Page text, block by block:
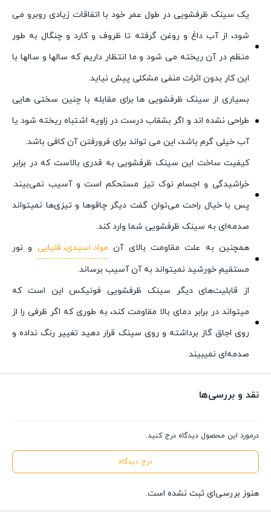
یک سینک ظرفشویی در طول عمر خود با اتفاقات زیادی روبرو می
شود، از آب داغ و روغن گرفته تا ظروف و کارد و چنگال به طور
منظم در آن ریخته می شود و ما انتظار داریم که سالها و سالها با
این کار بدون اثرات منفی مشکلی پیش نیاید.
بسیاری از سینک ظرفشویی ها برای مقابله با چنین سختی هایی
طراحی نشده اند و اگر بشقاب درست در زاویه اشتباه ریخته شود یا
آب خیلی گرم باشد، این می تواند برای فرورفتن آن کافی باشد.
کیفیت ساخت این سینک ظرفشویی به قدری بالاست که در برابر
خراشیدگی و اجسام نوک تیز مستحکم است و آسیب نمی‌بیند.
پس با خیال راحت می‌توان گفت دیگر چاقوها و تیزی‌ها نمیتواند
صدمه‌ای به سینک ظرفشویی شما وارد کند.
همچنین به علت مقاومت بالای آن مواد اسیدی، قلیایی و نور
مستقیم خورشید نمیتواند به آن آسیب برساند.
از قابلیت‌های دیگر سینک ظرفشویی فونیکس این است که
میتواند در برابر دمای بالا مقاومت کند، به طوری که اگر ظرفی را از
روی اجاق گاز برداشته و روی سینک قرار دهید تغییر رنگ نداده و
صدمه‌ای نمیبیند.
نقد و بررسی‌ها
درمورد این محصول دیدگاه درج کنید.
درج دیدگاه
هنوز بررسی‌ای ثبت نشده است.